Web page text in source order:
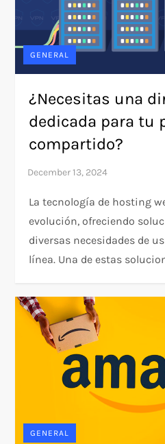
GENERAL
¿Necesitas una
dedicada para tu
compartido?
La tecnología de hosting
evolución, ofreciendo
diversas necesidades de
línea. Una de estas
GENERAL